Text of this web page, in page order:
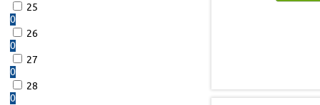
25
0
26
0
27
0
28
0